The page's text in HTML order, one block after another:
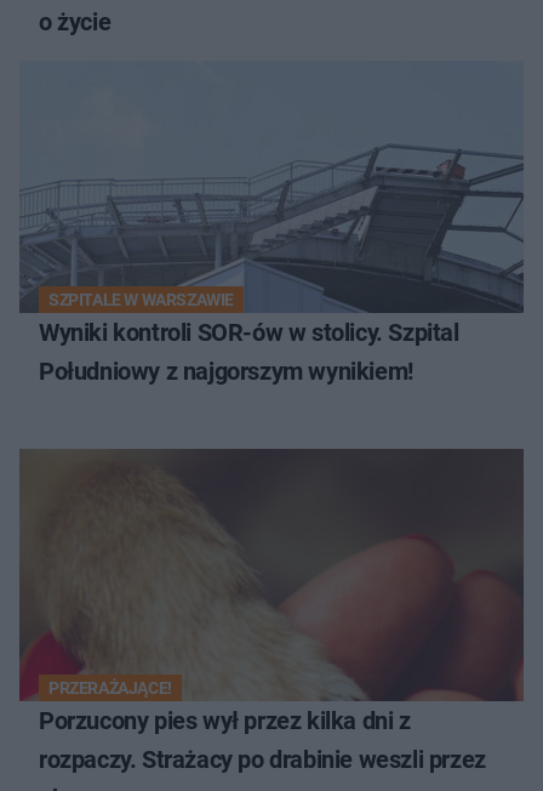
o życie
SZPITALE W WARSZAWIE
Wyniki kontroli SOR-ów w stolicy. Szpital
Południowy z najgorszym wynikiem!
PRZERAŻAJĄCE!
Porzucony pies wył przez kilka dni z
rozpaczy. Strażacy po drabinie weszli przez